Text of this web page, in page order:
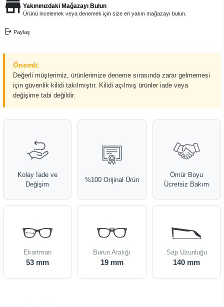
Yakınınızdaki Mağazayı Bulun
Ürünü incelemek veya denemek için size en yakın mağazayı bulun.
Paylaş
Önemli:
Değerli müşterimiz, ürünlerimize deneme sırasında zarar gelmemesi
için güvenlik kilidi takılmıştır. Kilidi açılmış ürünler iade veya
değişime tabi değildir.
Kolay İade ve
Değişim
%100 Orijinal Ürün
Ömür Boyu
Ücretsiz Bakım
Ekartman
53 mm
Burun Aralığı
19 mm
Sap Uzunluğu
140 mm